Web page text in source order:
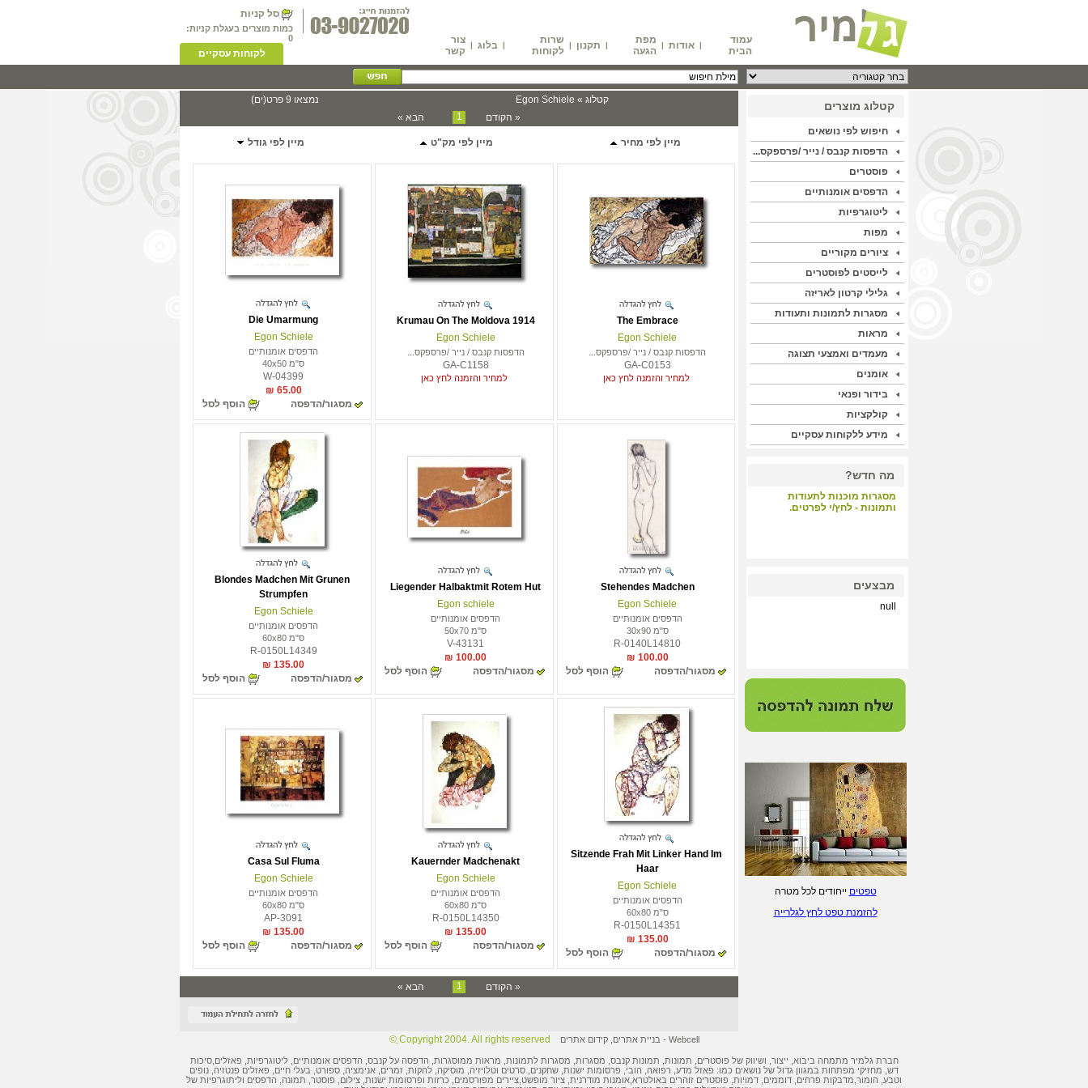
עמוד
הבית
| אודות |
מפת
הגעה
| תקנון |
שרות
לקוחות
| בלוג | צור
קשר
סל קניות
כמות מוצרים בעגלת קניות:
0
לקוחות עסקיים
קטלוג מוצרים
חיפוש לפי נושאים
הדפסות קנבס / נייר /פרספקס...
פוסטרים
הדפסים אומנותיים
ליטוגרפיות
מפות
ציורים מקוריים
לייסטים לפוסטרים
גלילי קרטון לאריזה
מסגרות לתמונות ותעודות
מראות
מעמדים ואמצעי תצוגה
אומנים
בידור ופנאי
קולקציות
מידע ללקוחות עסקיים
מה חדש?
מסגרות מוכנות לתעודות
ותמונות - לחץ/י לפרטים.
וסימולציה - לחץ/י לפרטים.
ישראלים - לחץ/י לפרטים.
הדפסת טפטים מעוצבים - לחץ/י
לפרטים
מבצעים
null
טפטים ייחודים לכל מטרה
להזמנת טפט לחץ לגלרייה
קטלוג » Egon Schiele
נמצאו 9 פרט(ים)
« הקודם
1 הבא »
מיין לפי מחיר מיין לפי מק"ט מיין לפי גודל
The Embrace
Egon Schiele
הדפסות קנבס / נייר /פרספקס...
GA-C0153
למחיר והזמנה לחץ כאן
Krumau On The Moldova 1914
Egon Schiele
הדפסות קנבס / נייר /פרספקס...
GA-C1158
למחיר והזמנה לחץ כאן
Die Umarmung
Egon Schiele
הדפסים אומנותיים
ס"מ 40x50
W-04399
65.00 ₪
מסגור/הדפסה
הוסף לסל
Stehendes Madchen
Egon Schiele
הדפסים אומנותיים
ס"מ 30x90
R-0140L14810
100.00 ₪
מסגור/הדפסה
הוסף לסל
Liegender Halbaktmit Rotem Hut
Egon schiele
הדפסים אומנותיים
ס"מ 50x70
V-43131
100.00 ₪
מסגור/הדפסה
הוסף לסל
Blondes Madchen Mit Grunen
Strumpfen
Egon Schiele
הדפסים אומנותיים
ס"מ 60x80
R-0150L14349
135.00 ₪
מסגור/הדפסה
הוסף לסל
Sitzende Frah Mit Linker Hand Im
Haar
Egon Schiele
הדפסים אומנותיים
ס"מ 60x80
R-0150L14351
135.00 ₪
מסגור/הדפסה
הוסף לסל
Kauernder Madchenakt
Egon Schiele
הדפסים אומנותיים
ס"מ 60x80
R-0150L14350
135.00 ₪
מסגור/הדפסה
הוסף לסל
Casa Sul Fluma
Egon Schiele
הדפסים אומנותיים
ס"מ 60x80
AP-3091
135.00 ₪
מסגור/הדפסה
הוסף לסל
« הקודם 1 הבא »
Webcell
- בניית אתרים ,קידום אתרים Copyright 2004. All rights reserved ֲ©
חברת גלמיר מתמחה ביבוא, ייצור, ושיווק של פוסטרים תמונות , תמונות קנבס, מסגרות, מסגרות לתמונות , מראות ממוסגרות, הדפסה על קנבס הדפסים אומנותיים ,ליטוגרפיות פאזלים ,סיכות
דש מחזיקי מפתחות במגוון גדול של נושאים כמו: פאזל מדע, רפואה, הובי, פרסומות ישנות , שחקנים, סרטים וטלויזיה, מוסיקה, להקות, זמרים, אנימציה, ספורט, בעלי חיים, פאזלים פנטזיה, נופים
וטבע, הומור, מדבקות פרחים, דוממים, דמויות, פוסטרים זוהרים באולטרא, אומנות מודרנית ציור מופשט ציירים מפורסמים כרזות ופרסומות ישנות, צילום, פוסטר, תמונה, הדפסים וליתוגרפיות של